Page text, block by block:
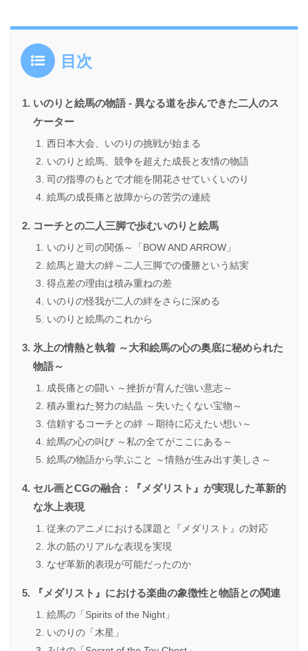
目次
いのりと絵馬の物語 - 異なる道を歩んできた二人のス
ケーター
西日本大会、いのりの挑戦が始まる
いのりと絵馬、競争を超えた成長と友情の物語
司の指導のもとで才能を開花させていくいのり
絵馬の成長痛と故障からの苦労の連続
コーチとの二人三脚で歩むいのりと絵馬
いのりと司の関係～「BOW AND ARROW」
絵馬と遊大の絆～二人三脚での優勝という結実
得点差の理由は積み重ねの差
いのりの怪我が二人の絆をさらに深める
いのりと絵馬のこれから
氷上の情熱と執着 ～大和絵馬の心の奥底に秘められた
物語～
成長痛との闘い ～挫折が育んだ強い意志～
積み重ねた努力の結晶 ～失いたくない宝物～
信頼するコーチとの絆 ～期待に応えたい想い～
絵馬の心の叫び ～私の全てがここにある～
絵馬の物語から学ぶこと ～情熱が生み出す美しさ～
セル画とCGの融合：『メダリスト』が実現した革新的
な氷上表現
従来のアニメにおける課題と『メダリスト』の対応
氷の筋のリアルな表現を実現
なぜ革新的表現が可能だったのか
『メダリスト』における楽曲の象徴性と物語との関連
絵馬の「Spirits of the Night」
いのりの「木星」